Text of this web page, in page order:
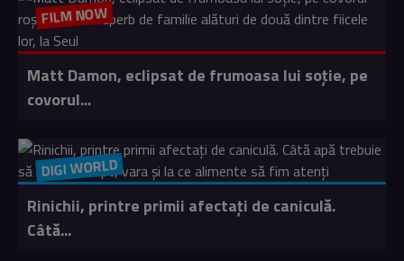
FILM NOW
Matt Damon, eclipsat de frumoasa lui soție, pe
covorul...
DIGI WORLD
Rinichii, printre primii afectați de caniculă.
Câtă...